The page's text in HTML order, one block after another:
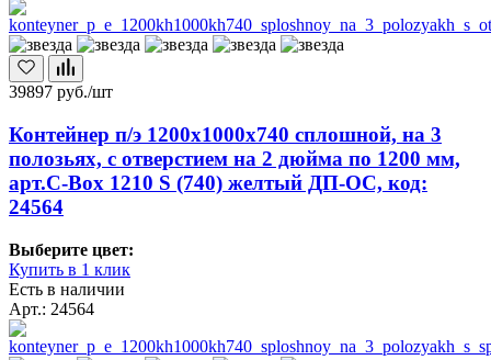
39897 руб./шт
Контейнер п/э 1200х1000х740 сплошной, на 3
полозьях, с отверстием на 2 дюйма по 1200 мм,
арт.C-Box 1210 S (740) желтый ДП-ОС, код:
24564
Выберите цвет:
Купить в 1 клик
Есть в наличии
Арт.: 24564